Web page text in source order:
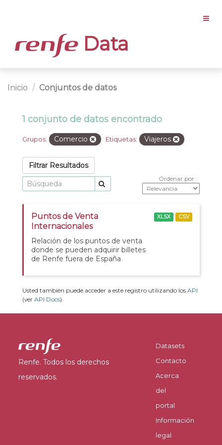
Data
Inicio Conjuntos de datos
1 conjunto de datos encontrado
Grupos: Comercio Etiquetas: Viajeros
Filtrar Resultados
Ordenar por
Puntos de Venta
Internacionales
Relación de los puntos de venta
donde se pueden adquirir billetes
de Renfe fuera de España
XLSX CSV
Usted también puede acceder a este registro utilizando los API
(ver API Docs).
Renfe. Todos los derechos
reservados.
Datasets
Contacto
Acerca
del
portal
Información
legal